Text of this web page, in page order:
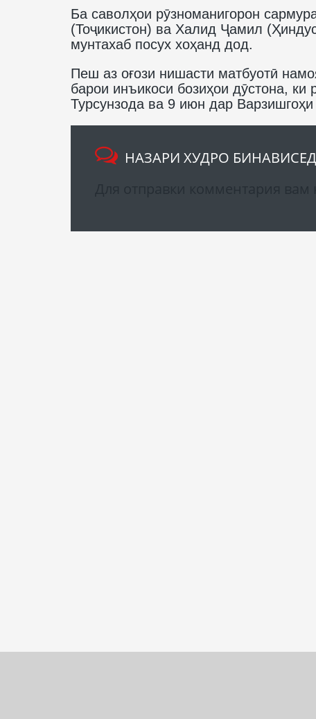
Ба саволҳои рӯзноманигорон
(Тоҷикистон) ва Халид Ҷамил
мунтахаб посух хоҳанд дод.
Пеш аз оғози нишасти матбуотӣ
барои инъикоси бозиҳои дӯстона,
Турсунзода ва 9 июн дар
НАЗАРИ ХУДРО БИНАВИСЕД